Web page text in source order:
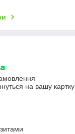
на вашу картку